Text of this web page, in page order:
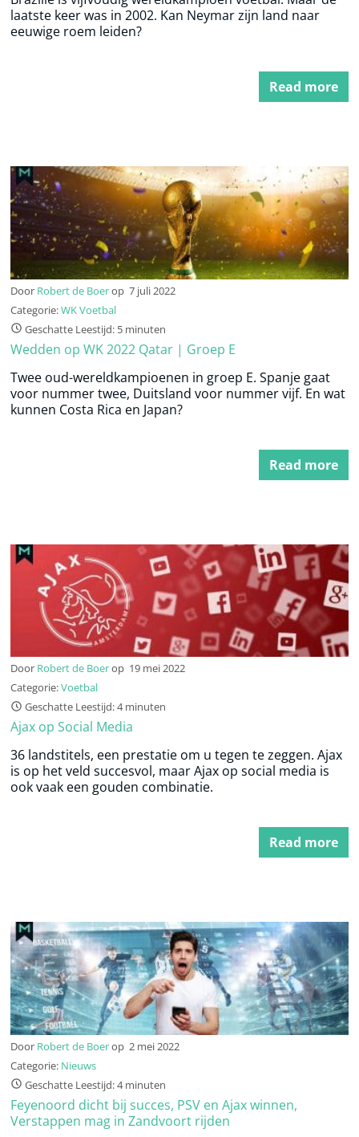
laatste keer was in 2002. Kan Neymar zijn land naar
eeuwige roem leiden?
Read more
Door Robert de Boerop 7 juli 2022
Categorie:WK Voetbal
Geschatte Leestijd: 5 minuten
Wedden op WK 2022 Qatar | Groep E
Twee oud-wereldkampioenen in groep E. Spanje gaat
voor nummer twee, Duitsland voor nummer vijf. En wat
kunnen Costa Rica en Japan?
Read more
Door Robert de Boerop 19 mei 2022
Categorie:Voetbal
Geschatte Leestijd: 4 minuten
Ajax op Social Media
36 landstitels, een prestatie om u tegen te zeggen. Ajax
is op het veld succesvol, maar Ajax op social media is
ook vaak een gouden combinatie.
Read more
Door Robert de Boerop 2 mei 2022
Categorie: Nieuws
Geschatte Leestijd: 4 minuten
Feyenoord dicht bij succes, PSV en Ajax winnen,
Verstappen mag in Zandvoort rijden